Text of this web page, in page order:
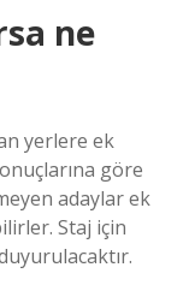
ne
yerlere ek
göre
adaylar ek
Staj için